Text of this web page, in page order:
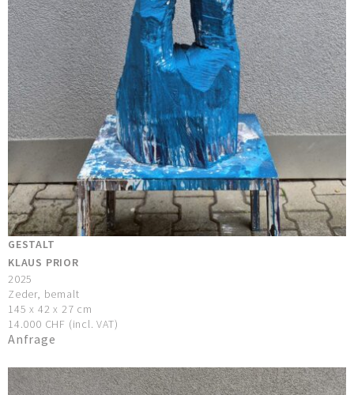
GESTALT
KLAUS PRIOR
2025
Zeder, bemalt
145 x 42 x 27 cm
14.000 CHF (incl. VAT)
Anfrage